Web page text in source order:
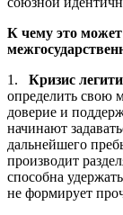
К чему это
1. Кризис
определить свою
доверие и
начинают
дальнейшего
производит
способна
не формирует